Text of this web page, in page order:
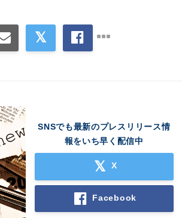
SNSでも最新のプレスリリース情
報をいち早く配信中
X
Facebook